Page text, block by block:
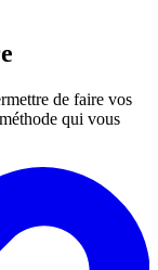
de faire vos
qui vous